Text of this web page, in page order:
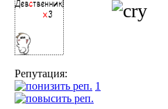
Репутация:
1